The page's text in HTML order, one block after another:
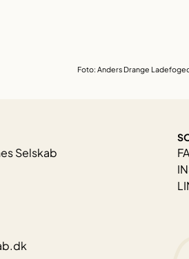
Foto: Anders Drange
Selskab